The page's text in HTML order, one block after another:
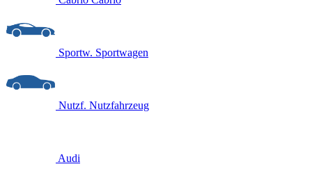
Sportw. Sportwagen
Nutzf. Nutzfahrzeug
Audi